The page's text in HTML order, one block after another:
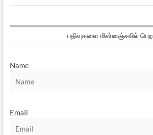
பதிவுகளை மின்னஞ்சலில் பெற
Name
Email